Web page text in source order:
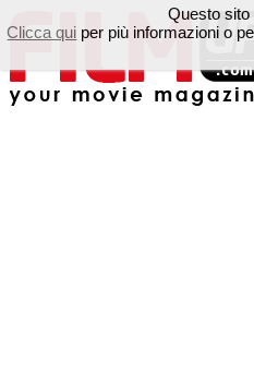
Questo sito
Clicca qui per più informazioni o